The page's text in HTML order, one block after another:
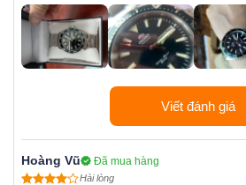
Viết đánh giá
Hoàng Vũ Đã mua hàng
Hài lòng